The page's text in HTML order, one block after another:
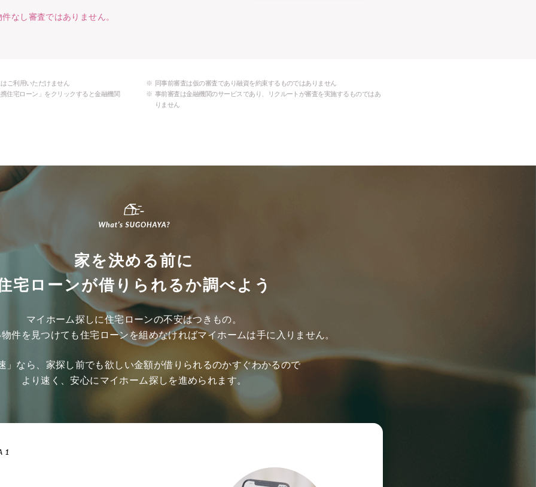
なし審査ではありません。
ご利用いただけません
同事前審査は仮の審査であり融資を約束するものではありません
住宅ローン」をクリックすると金融機関
事前審査は金融機関のサービスであり、リクルートが審査を実施するものではあ
りません
家を決める前に
宅ローンが借りられるか調べよう
マイホーム探しに住宅ローンの不安はつきもの。
件を見つけても住宅ローンを組めなければマイホームは手に入りません。
」なら、家探し前でも欲しい金額が借りられるのかすぐわかるので
より速く、安心に マイホーム探しを進められます。